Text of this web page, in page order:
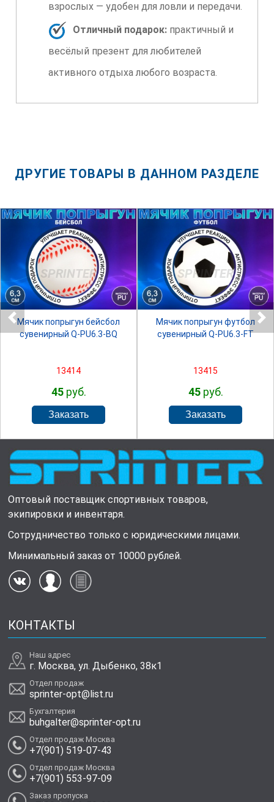
взрослых — удобен для ловли и передачи.
Отличный подарок:практичный и
весёлый презент для любителей
активного отдыха любого возраста.
ДРУГИЕ ТОВАРЫ В ДАННОМ РАЗДЕЛЕ
SPRINTER
Мячик попрыгун бейсбол
сувенирный Q-PU6.3-BQ
13414
45руб.
SPRINTER
Мячик попрыгун футбол
сувенирный Q-PU6.3-FT
13415
45руб.
Оптовый поставщик спортивных товаров,
экипировки и инвентаря.
Сотрудничество только с юридическими лицами.
Минимальный заказ от 10000 рублей.
КОНТАКТЫ
Наш адрес
г. Москва, ул. Дыбенко, 38к1
Отдел продаж
sprinter-opt@list.ru
Бухгалтерия
buhgalter@sprinter-opt.ru
Отдел продаж Москва
+7(901) 519-07-43
Отдел продаж Москва
+7(901) 553-97-09
Заказ пропуска